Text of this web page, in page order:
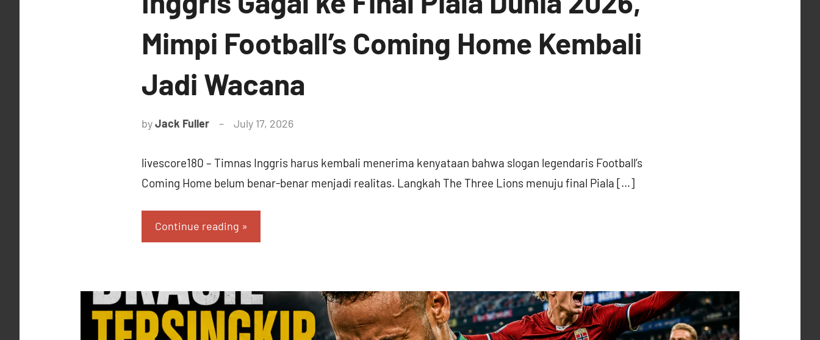
Mimpi Football’s Coming Home Kembali
Jadi Wacana
byJack Fuller July 17, 2026
livescore180 – Timnas Inggris harus kembali menerima kenyataan bahwa slogan legendaris Football’s
Coming Home belum benar-benar menjadi realitas. Langkah The Three Lions menuju final Piala […]
Continue reading